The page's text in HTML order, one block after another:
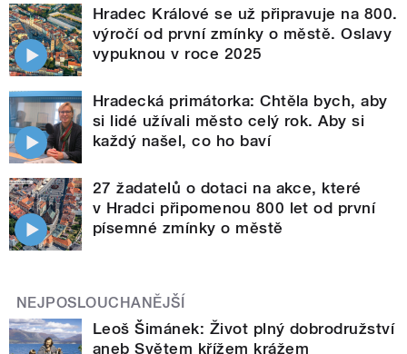
Hradec Králové se už připravuje na 800.
výročí od první zmínky o městě. Oslavy
vypuknou v roce 2025
Hradecká primátorka: Chtěla bych, aby
si lidé užívali město celý rok. Aby si
každý našel, co ho baví
27 žadatelů o dotaci na akce, které
v Hradci připomenou 800 let od první
písemné zmínky o městě
NEJPOSLOUCHANĚJŠÍ
Leoš Šimánek: Život plný dobrodružství
aneb Světem křížem krážem